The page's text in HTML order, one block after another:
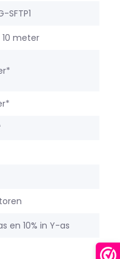
SFTP1
meter
en 10% in Y-as